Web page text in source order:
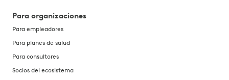
Para organizaciones
Para empleadores
Para planes de salud
Para consultores
Socios del ecosistema